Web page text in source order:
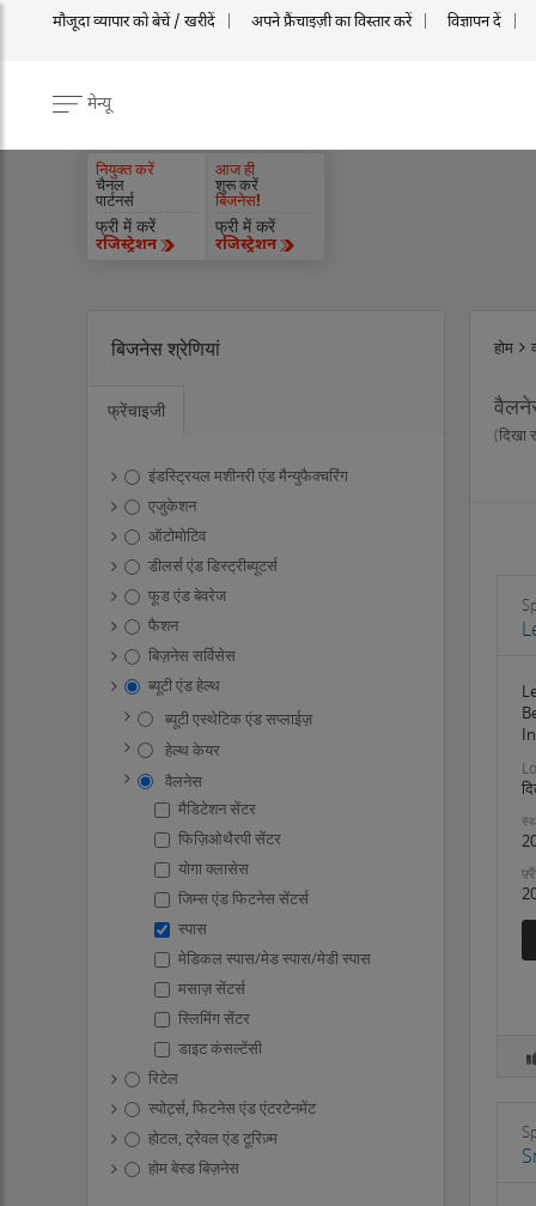
मौजूदा व्यापार को बेचें / खरीदें अपने फ्रैंचाइज़ी का विस्तार करें विज्ञापन दें
मेन्यू
नियुक्त करें
चैनल
पार्टनर्स
फ्री में करें
रजिस्ट्रेशन
आज ही
शुरू करें
बिजनेस!
फ्री में करें
रजिस्ट्रेशन
बिजनेस श्रेणियां
फ्रेंचाइजी
इंडस्ट्रियल मशीनरी एंड मैन्युफैक्चरिंग
एजुकेशन
ऑटोमोटिव
डीलर्स एंड डिस्ट्रीब्यूटर्स
फूड एंड बेवरेज
फैशन
बिज़नेस सर्विसेस
ब्यूटी एंड हेल्थ
ब्यूटी एस्थेटिक एंड सप्लाईज़
हेल्थ केयर
वैलनेस
मैडिटेशन सेंटर
फिज़िओथैरपी सेंटर
योगा क्लासेस
जिम्स एंड फिटनेस सेंटर्स
स्पास
मेडिकल स्पास/मेड स्पास/मेडी स्पास
मसाज़ सेंटर्स
स्लिमिंग सेंटर
डाइट कंसल्टेंसी
रिटेल
स्पोर्ट्स, फिटनेस एंड एंटरटेनमेंट
होटल, ट्रेवल एंड टूरिज़्म
होम बेस्ड बिज़नेस
होम
(दिखा